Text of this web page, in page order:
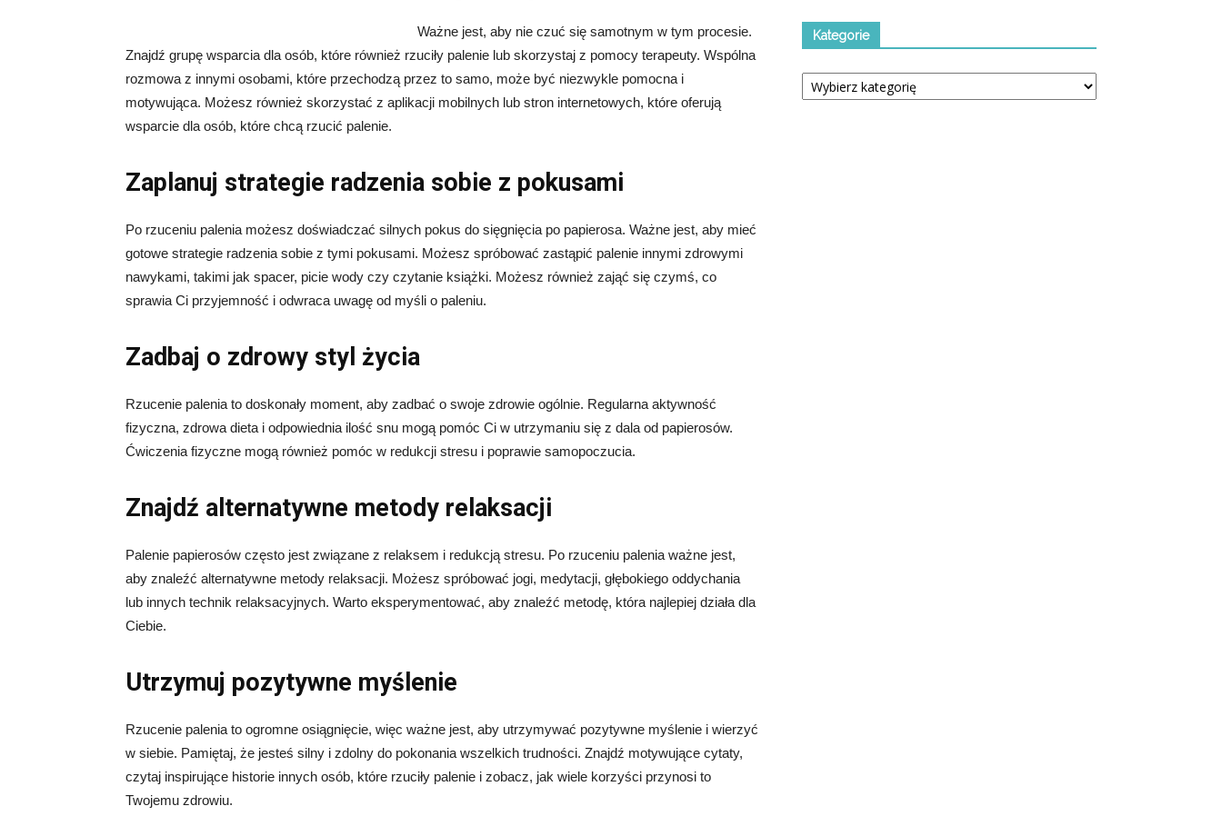
Ważne jest, aby nie czuć się samotnym w tym procesie.
Znajdź grupę wsparcia dla osób, które również rzuciły palenie lub skorzystaj z pomocy terapeuty. Wspólna
rozmowa z innymi osobami, które przechodzą przez to samo, może być niezwykle pomocna i
motywująca. Możesz również skorzystać z aplikacji mobilnych lub stron internetowych, które oferują
wsparcie dla osób, które chcą rzucić palenie.
Zaplanuj strategie radzenia sobie z pokusami
Po rzuceniu palenia możesz doświadczać silnych pokus do sięgnięcia po papierosa. Ważne jest, aby mieć
gotowe strategie radzenia sobie z tymi pokusami. Możesz spróbować zastąpić palenie innymi zdrowymi
nawykami, takimi jak spacer, picie wody czy czytanie książki. Możesz również zająć się czymś, co
sprawia Ci przyjemność i odwraca uwagę od myśli o paleniu.
Zadbaj o zdrowy styl życia
Rzucenie palenia to doskonały moment, aby zadbać o swoje zdrowie ogólnie. Regularna aktywność
fizyczna, zdrowa dieta i odpowiednia ilość snu mogą pomóc Ci w utrzymaniu się z dala od papierosów.
Ćwiczenia fizyczne mogą również pomóc w redukcji stresu i poprawie samopoczucia.
Znajdź alternatywne metody relaksacji
Palenie papierosów często jest związane z relaksem i redukcją stresu. Po rzuceniu palenia ważne jest,
aby znaleźć alternatywne metody relaksacji. Możesz spróbować jogi, medytacji, głębokiego oddychania
lub innych technik relaksacyjnych. Warto eksperymentować, aby znaleźć metodę, która najlepiej działa dla
Ciebie.
Utrzymuj pozytywne myślenie
Rzucenie palenia to ogromne osiągnięcie, więc ważne jest, aby utrzymywać pozytywne myślenie i wierzyć
w siebie. Pamiętaj, że jesteś silny i zdolny do pokonania wszelkich trudności. Znajdź motywujące cytaty,
czytaj inspirujące historie innych osób, które rzuciły palenie i zobacz, jak wiele korzyści przynosi to
Twojemu zdrowiu.
Kategorie
Kategorie